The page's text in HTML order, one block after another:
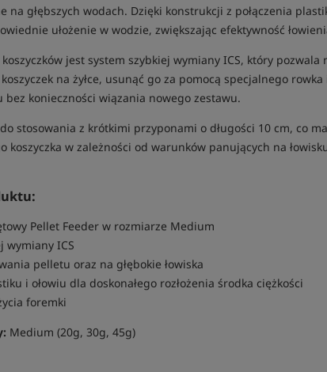
na głębszych wodach. Dzięki konstrukcji z połączenia
ułożenie w wodzie, zwiększając efektywność
jest system szybkiej wymiany ICS, który
na żyłce, usunąć go za pomocą specjalnego
bez konieczności wiązania nowego zestawu.
stosowania z krótkimi przyponami o długości 10 cm, co
koszyczka w zależności od warunków panujących na
Pellet Feeder w rozmiarze Medium
wymiany ICS
pelletu oraz na głębokie łowiska
i ołowiu dla doskonałego rozłożenia środka ciężkości
foremki
Medium (20g, 30g, 45g)